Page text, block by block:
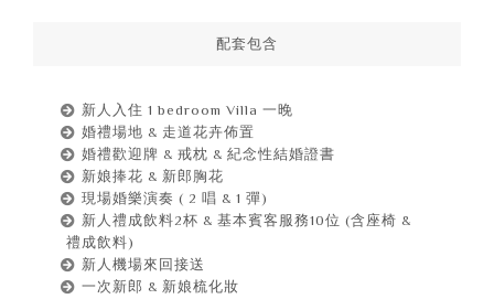
配套包含
新人入住 1 bedroom Villa 一晚
婚禮場地 & 走道花卉佈置
婚禮歡迎牌 & 戒枕 & 紀念性結婚證書
新娘捧花 & 新郎胸花
現場婚樂演奏 ( 2 唱 & 1 彈)
新人禮成飲料2杯 & 基本賓客服務10位 (含座椅 &
禮成飲料)
新人機場來回接送
一次新郎 & 新娘梳化妝